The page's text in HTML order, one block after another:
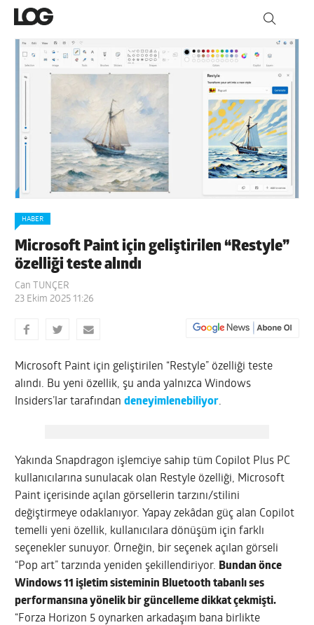
HABER
Microsoft Paint için geliştirilen “Restyle”
özelliği teste alındı
Can TUNÇER
23 Ekim 2025 11:26
Microsoft Paint için geliştirilen “Restyle” özelliği teste
alındı. Bu yeni özellik, şu anda yalnızca Windows
Insiders’lar tarafındandeneyimlenebiliyor.
Yakında Snapdragon işlemciye sahip tüm Copilot Plus PC
kullanıcılarına sunulacak olan Restyle özelliği, Microsoft
Paint içerisinde açılan görsellerin tarzını/stilini
değiştirmeye odaklanıyor. Yapay zekâdan güç alan Copilot
temelli yeni özellik, kullanıcılara dönüşüm için farklı
seçenekler sunuyor. Örneğin, bir seçenek açılan görseli
“Pop art” tarzında yeniden şekillendiriyor. Bundan önce
Windows 11 işletim sisteminin Bluetooth tabanlı ses
performansına yönelik bir güncelleme dikkat çekmişti.
“Forza Horizon 5 oynarken arkadaşım bana birlikte